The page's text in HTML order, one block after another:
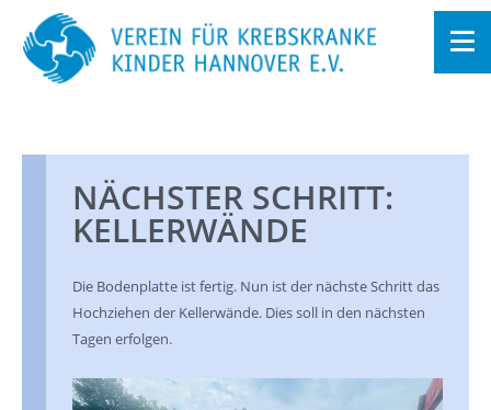
NÄCHS­TER SCHRITT:
KEL­LER­WÄN­DE
Die Bo­den­plat­te ist fer­tig. Nun ist der nächs­te Schritt das
Hoch­zie­hen der Kel­ler­wän­de. Dies soll in den nächs­ten
Tagen er­fol­gen.